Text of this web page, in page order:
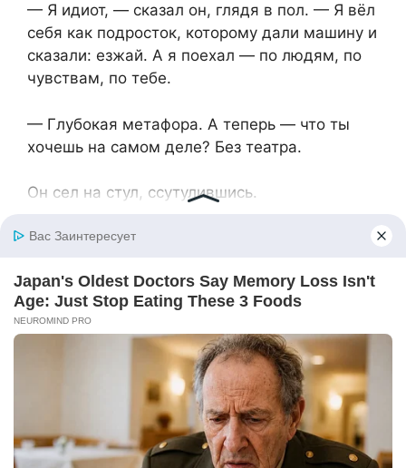
— Я идиот, — сказал он, глядя в пол. — Я вёл
себя как подросток, которому дали машину и
сказали: езжай. А я поехал — по людям, по
чувствам, по тебе.
— Глубокая метафора. А теперь — что ты
хочешь на самом деле? Без театра.
Он сел на стул, ссутулившись.
— Хочу начать сначала. Без лжи. Без… мамы.
Анна прислонилась к холодильнику.
— Ты понял, что я могу жить без тебя? Или
просто испугался, что тебе придётся самому
гладить рубашки?
— И то, и другое. Я не герой. Но я хотя бы